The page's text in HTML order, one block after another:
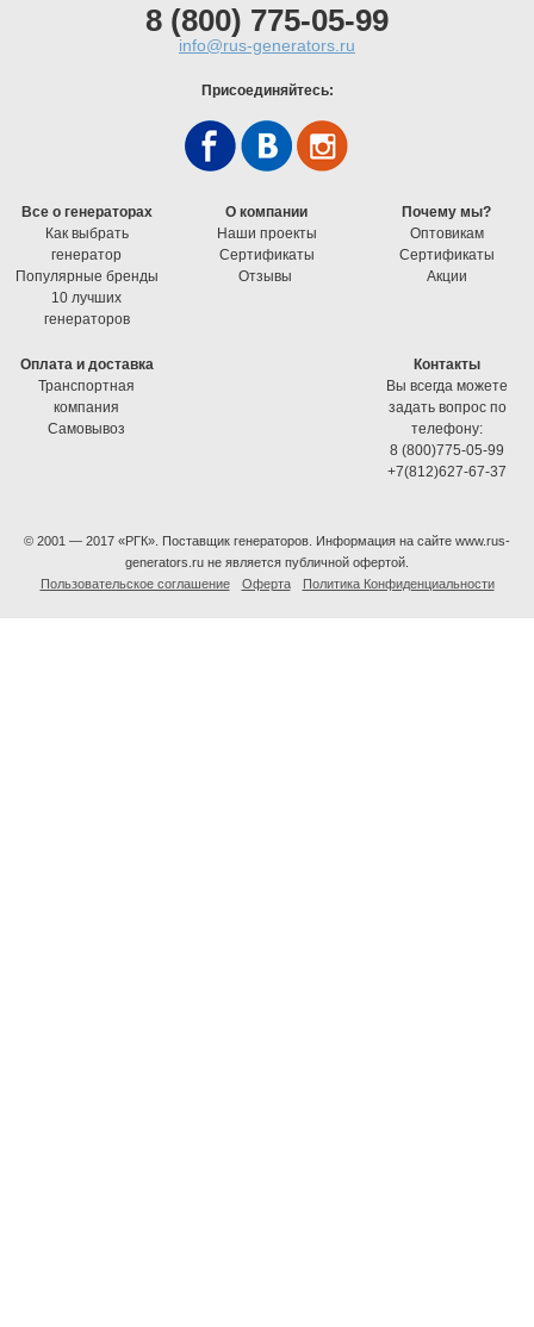
8 (800) 775-05-99
info@rus-generators.ru
Присоединяйтесь:
Все о генераторах
Как выбрать
генератор
Популярные бренды
10 лучших
генераторов
О компании
Наши проекты
Cертификаты
Отзывы
Почему мы?
Оптовикам
Cертификаты
Акции
Оплата и доставка
Транспортная
компания
Самовывоз
Контакты
Вы всегда можете
задать вопрос по
телефону:
8 (800)775-05-99
+7(812)627-67-37
© 2001 — 2017 «РГК». Поставщик генераторов. Информация на сайте www.rus-
generators.ru не является публичной офертой.
Пользовательское соглашение
Оферта Политика Конфиденциальности